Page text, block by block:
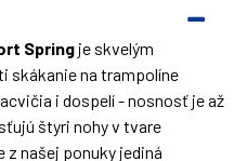
Spring je skvelým
skákanie na trampolíne
i dospelí - nosnosť je až
štyri nohy v tvare
z našej ponuky jediná